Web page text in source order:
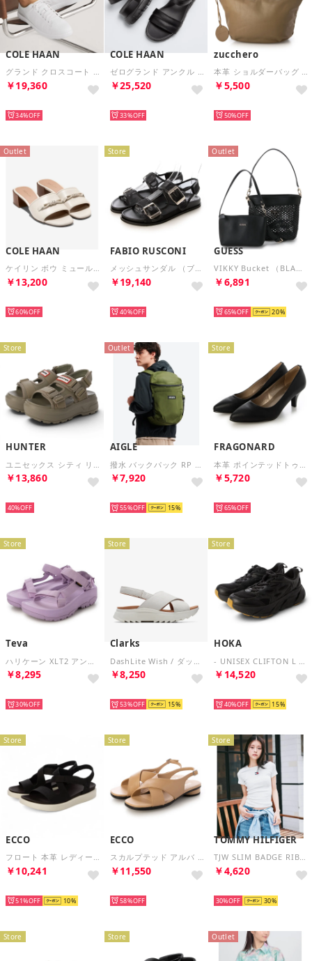
COLE HAAN
グランド クロスコート womens （ブライト ホワイト / ホワイト）
￥19,360
34%
COLE HAAN
ゼログランド アンクル ストラップ サンダル womens （ブラック / ブラック）
￥25,520
33%
zucchero
本革 ショルダーバッグ レディース 軽量 斜めがけ マチ広 （OAK）
￥5,500
50%
Outlet
COLE HAAN
ケイリン ボウ ミュール womens （アイボリー レザー）
￥13,200
60%
Store
FABIO RUSCONI
メッシュサンダル （ブラック）
￥19,140
40%
Outlet
GUESS
VIKKY Bucket （BLA） ショルダーバッグ レディース
￥6,891
65% 20
Store
HUNTER
￥13,860
40%
Outlet
AIGLE
￥7,920
55% 15
Store
FRAGONARD
￥5,720
65%
Store
Teva
￥8,295
30%
Store
Clarks
￥8,250
53% 15
Store
HOKA
￥14,520
40% 15
Store
ECCO
フロート 本革 レディース フラット ストラップ サンダル EU35 （BLACK）
￥10,241
51% 10
Store
ECCO
スカルプテッド アルバ 25 本革 レディース フラット ストラップ サンダル EU35 （BISCUIT）
￥11,550
58%
Store
TOMMY HILFIGER
TJW SLIM BADGE RIB TEE （ホワイト）
￥4,620
30% 30
Store Store Outlet